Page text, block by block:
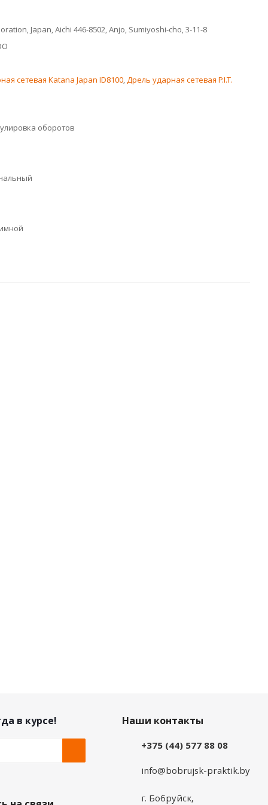
Japan, Aichi 446-8502, Anjo, Sumiyoshi-cho, 3-11-8
сетевая Katana Japan ID8100,Дрель ударная сетевая P.I.T.
оборотов
в курсе! Наши контакты
+375 (44) 577 88 08
info@bobrujsk-praktik.by
г. Бобруйск,